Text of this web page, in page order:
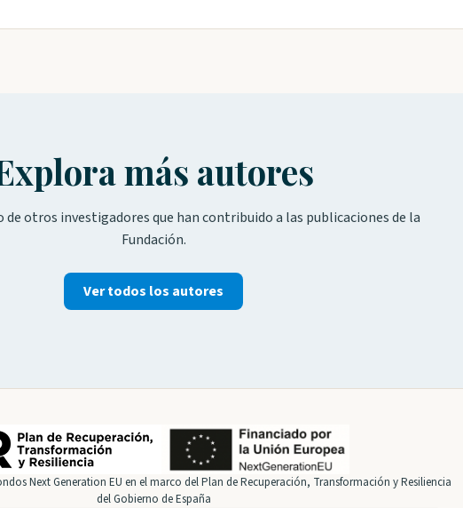
más autores
de otros investigadores que han contribuido a las publicaciones de la
Fundación.
Ver todos los autores
Next Generation EU en el marco del Plan de Recuperación, Transformación y Resiliencia
del Gobierno de España